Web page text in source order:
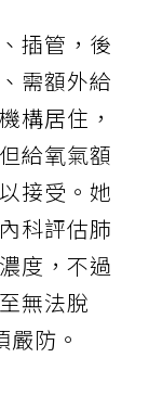
插管，後
需額外給
機構居住，
給氧氣額
接受。她
科評估肺
度，不過
無法脫
防。